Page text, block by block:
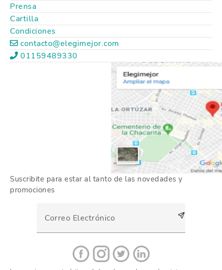
Prensa
Cartilla
Condiciones
contacto@elegimejor.com
01159489330
Suscribite para estar al tanto de las novedades y
promociones